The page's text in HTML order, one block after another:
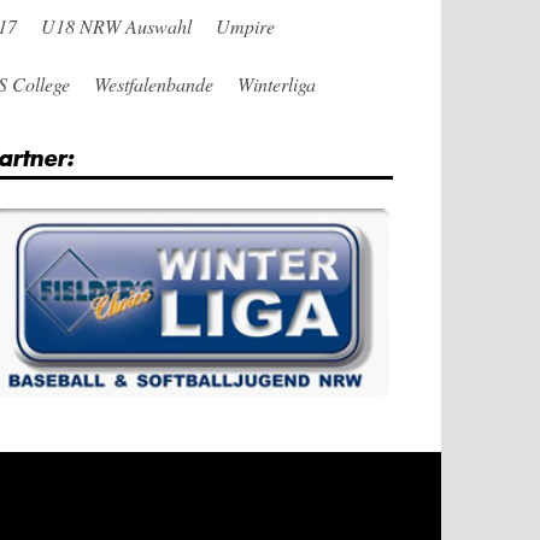
U18 NRW Auswahl Umpire
College Westfalenbande Winterliga